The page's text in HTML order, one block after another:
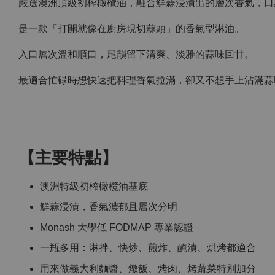
嚴選澳洲頂級初榨橄欖油，融合鮮蒜浸漬出的層次香氣，口
是一款「打開就像在廚房現切蒜頭」的香氣型淋油。
入口層次溫和順口，尾韻留下清爽、淡雅的蒜味回甘。
最適合忙碌時想快速把料理香氣拉滿，卻又不想手上沾滿蒜
【主要特點】
澳洲特級初榨橄欖油基底
鮮蒜浸漬，香氣濃郁且層次分明
Monash 大學低 FODMAP 專業認證
一瓶多用：淋拌、快炒、煎炸、醃漬、烘烤都適合
用來做義大利麵醬、燉飯、烤肉、烤蔬菜特別加分